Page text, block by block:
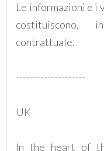
Le informazioni e i
costituiscono,
contrattuale.
--------------------
UK
In the heart of
Camere
minime